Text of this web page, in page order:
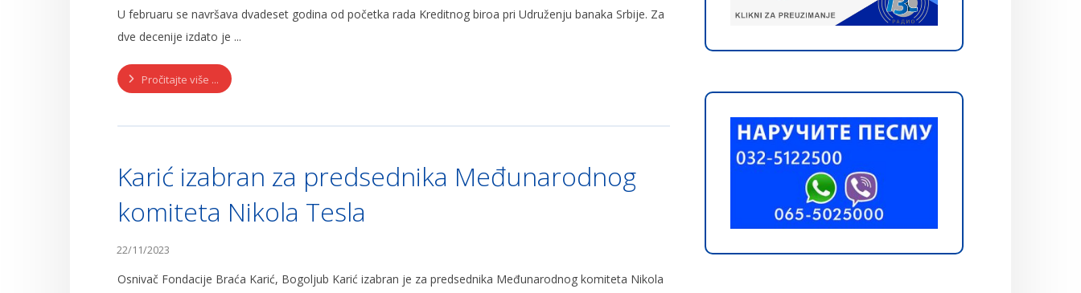
U februaru se navršava dvadeset godina od početka rada Kreditnog biroa pri Udruženju banaka Srbije. Za
dve decenije izdato je ...
Pročitajte više ...
Karić izabran za predsednika Međunarodnog
komiteta Nikola Tesla
22/11/2023
Osnivač Fondacije Braća Karić, Bogoljub Karić izabran je za predsednika Međunarodnog komiteta Nikola